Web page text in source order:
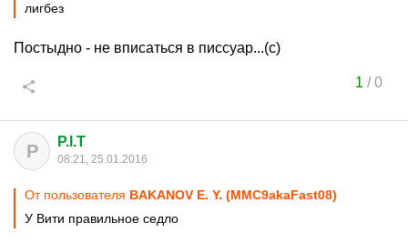
лигбез
Постыдно - не вписаться в писсуар...(с)
1 /0
P P.I.T
08:21, 25.01.2016
От пользователя BAKANOV E. Y. (MMC9akaFast08)
У Вити правильное седло